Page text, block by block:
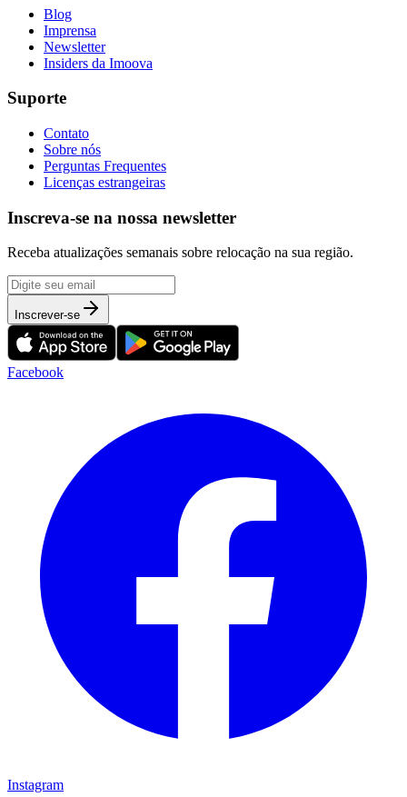
Blog
Imprensa
Newsletter
Insiders da Imoova
Suporte
Contato
Sobre nós
Perguntas Frequentes
Licenças estrangeiras
Inscreva-se na nossa newsletter
Receba atualizações semanais sobre relocação na sua região.
Inscrever-se
Facebook
Instagram